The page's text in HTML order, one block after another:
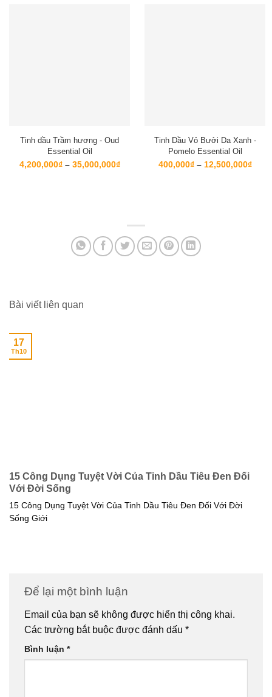
Tinh dầu Trầm hương - Oud
Essential Oil
4,200,000₫ – 35,000,000₫Khoảng
Tinh Dầu Vỏ Bưởi Da Xanh -
Pomelo Essential Oil
400,000₫ – 12,500,000₫
Bài viết liên quan
15 Công Dụng Tuyệt Vời Của Tinh Dầu Tiêu Đen Đối
Với Đời Sống
15 Công Dụng Tuyệt Vời Của Tinh Dầu Tiêu Đen Đối Với Đời
Sống Giới
17
Th10
Để lại một bình luận
Email của bạn sẽ không được hiển thị công khai.
Các trường bắt buộc được đánh dấu *
Bình luận *